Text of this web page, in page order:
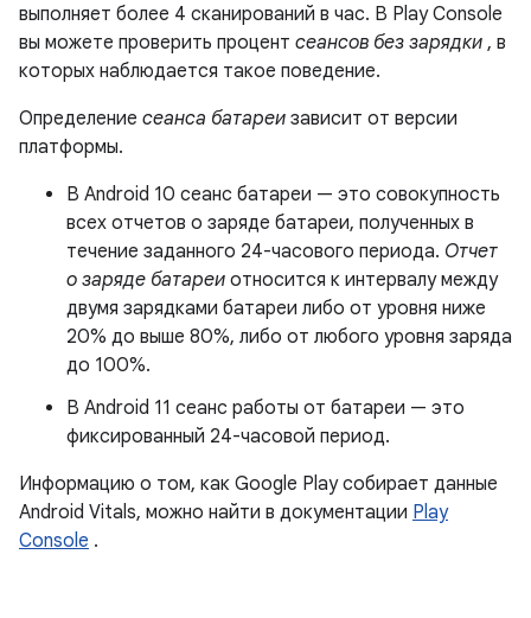
выполняет более 4 сканирований в час. В Play Console
вы можете проверить процент сеансов без зарядки , в
которых наблюдается такое поведение.
Определение сеанса батареи зависит от версии
платформы.
В Android 10 сеанс батареи — это совокупность
всех отчетов о заряде батареи, полученных в
течение заданного 24-часового периода. Отчет
о заряде батареи относится к интервалу между
двумя зарядками батареи либо от уровня ниже
20% до выше 80%, либо от любого уровня заряда
до 100%.
В Android 11 сеанс работы от батареи — это
фиксированный 24-часовой период.
Информацию о том, как Google Play собирает данные
Android Vitals, можно найти в документации Play
Console .